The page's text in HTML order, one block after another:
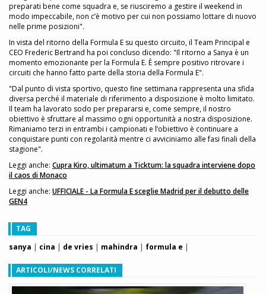
preparati bene come squadra e, se riusciremo a gestire il weekend in
modo impeccabile, non c’è motivo per cui non possiamo lottare di nuovo
nelle prime posizioni".
In vista del ritorno della Formula E su questo circuito, il Team Principal e
CEO Frederic Bertrand ha poi concluso dicendo: "Il ritorno a Sanya è un
momento emozionante per la Formula E. È sempre positivo ritrovare i
circuiti che hanno fatto parte della storia della Formula E".
"Dal punto di vista sportivo, questo fine settimana rappresenta una sfida
diversa perché il materiale di riferimento a disposizione è molto limitato.
Il team ha lavorato sodo per prepararsi e, come sempre, il nostro
obiettivo è sfruttare al massimo ogni opportunità a nostra disposizione.
Rimaniamo terzi in entrambi i campionati e l’obiettivo è continuare a
conquistare punti con regolarità mentre ci avviciniamo alle fasi finali della
stagione".
Leggi anche: Cupra Kiro, ultimatum a Ticktum: la squadra interviene dopo
il caos di Monaco
Leggi anche: UFFICIALE - La Formula E sceglie Madrid per il debutto delle
GEN4
TAG
sanya | cina | de vries | mahindra | formula e |
ARTICOLI/NEWS CORRELATI